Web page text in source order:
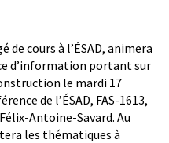
de cours à l’ÉSAD, animera
d’information portant sur
le mardi 17
de l’ÉSAD, FAS-1613,
Antoine-Savard. Au
les thématiques à